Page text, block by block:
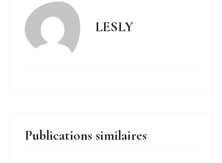
LESLY
Publications similaires